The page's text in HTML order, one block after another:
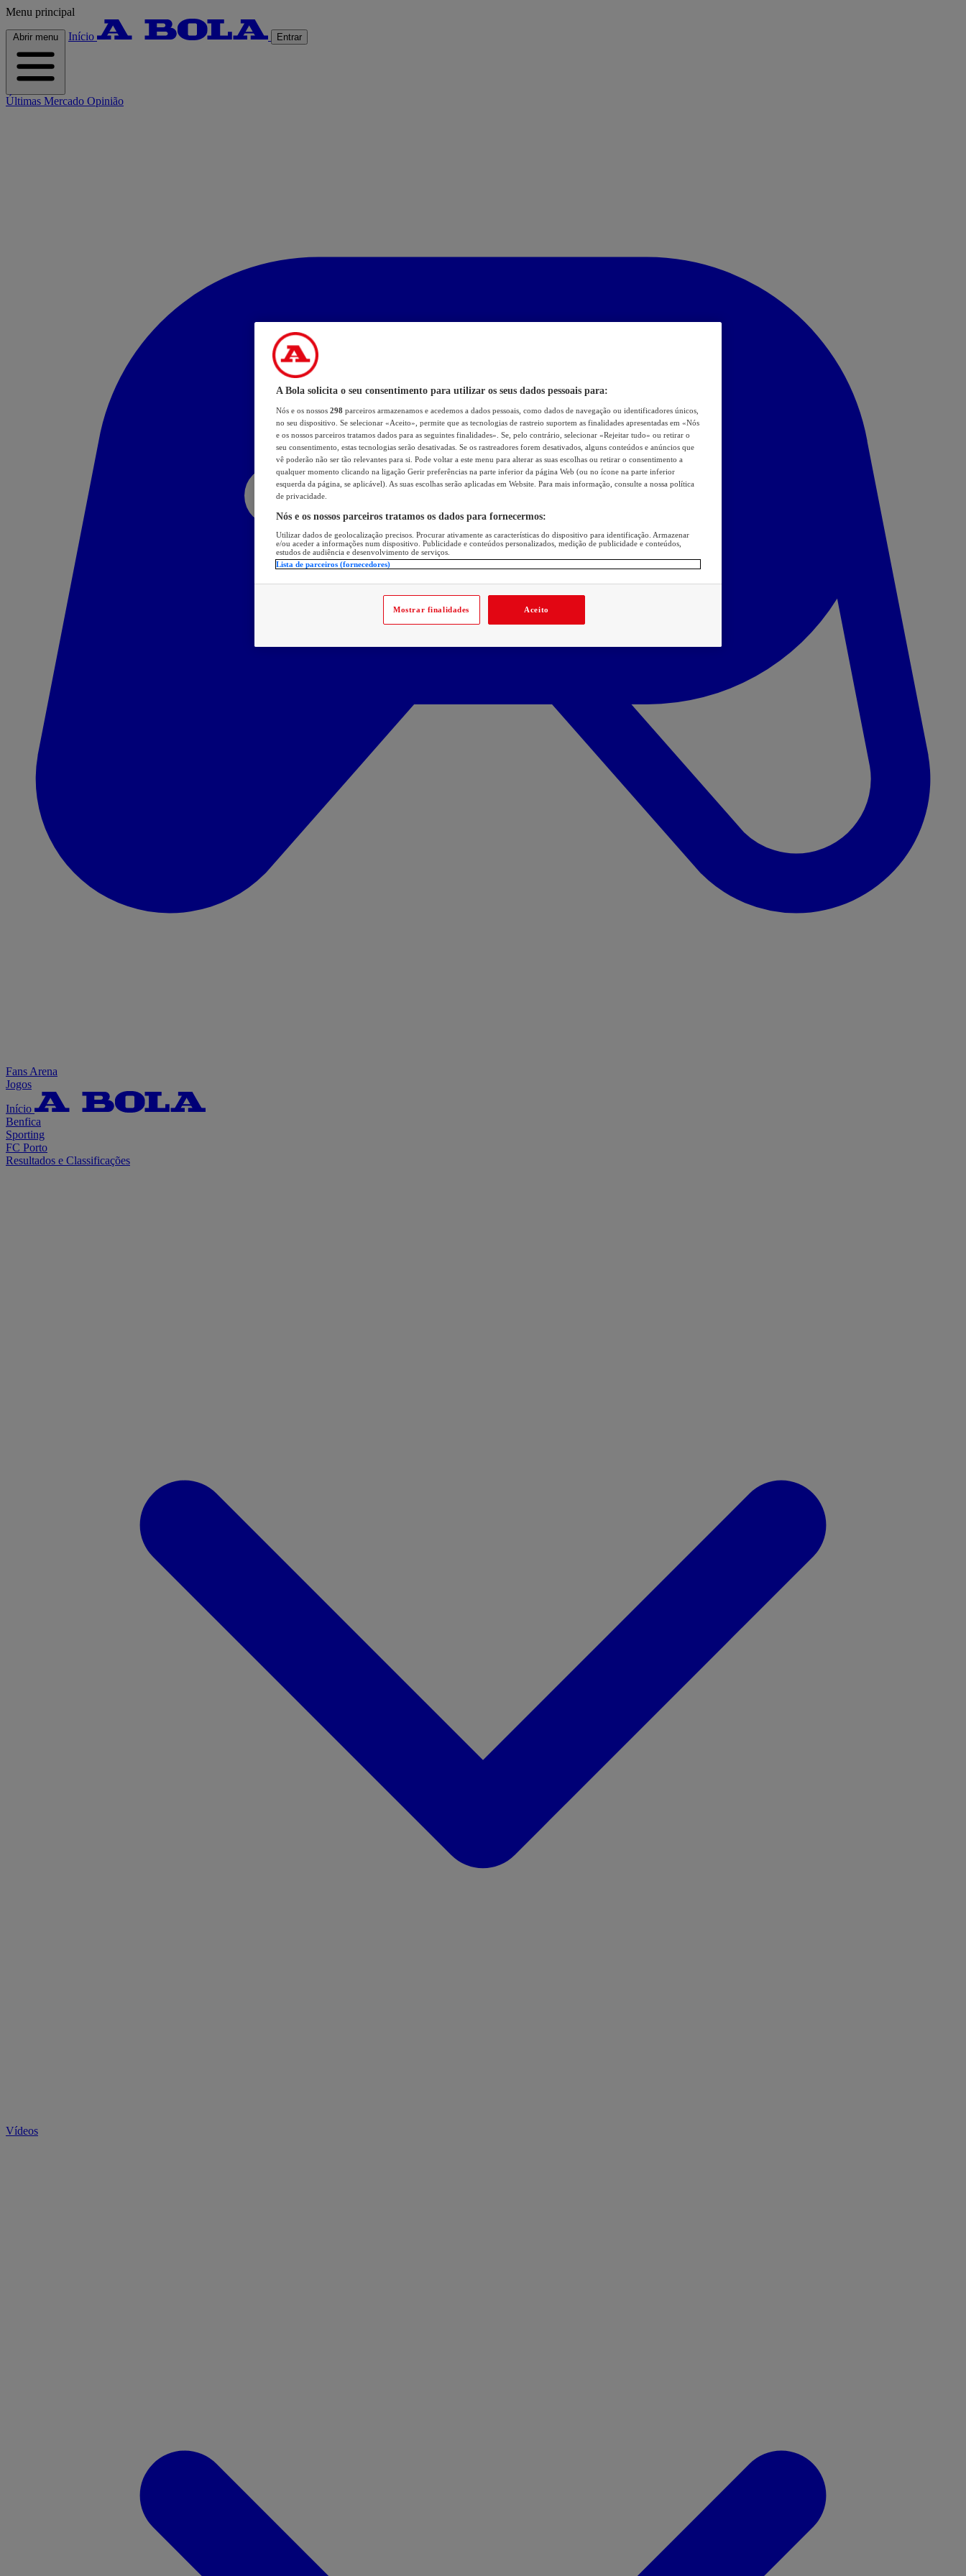
Menu principal
Abrir menu Início Entrar
Últimas Mercado Opinião
Fans Arena
Jogos
Início
Benfica
Sporting
FC Porto
Resultados e Classificações
Vídeos
A Bola solicita o seu consentimento para utilizar os seus dados pessoais para:
Nós e os nossos 298 parceiros armazenamos e acedemos a dados pessoais, como dados de navegação ou identificadores únicos,
no seu dispositivo. Se selecionar «Aceito», permite que as tecnologias de rastreio suportem as finalidades apresentadas em «Nós
e os nossos parceiros tratamos dados para as seguintes finalidades». Se, pelo contrário, selecionar «Rejeitar tudo» ou retirar o
seu consentimento, estas tecnologias serão desativadas. Se os rastreadores forem desativados, alguns conteúdos e anúncios que
vê poderão não ser tão relevantes para si. Pode voltar a este menu para alterar as suas escolhas ou retirar o consentimento a
qualquer momento clicando na ligação Gerir preferências na parte inferior da página Web (ou no ícone na parte inferior
esquerda da página, se aplicável). As suas escolhas serão aplicadas em Website. Para mais informação, consulte a nossa política
de privacidade.
Nós e os nossos parceiros tratamos os dados para fornecermos:
Utilizar dados de geolocalização precisos. Procurar ativamente as características do dispositivo para identificação. Armazenar
e/ou aceder a informações num dispositivo. Publicidade e conteúdos personalizados, medição de publicidade e conteúdos,
estudos de audiência e desenvolvimento de serviços.
Lista de parceiros (fornecedores)
Mostrar finalidades Aceito